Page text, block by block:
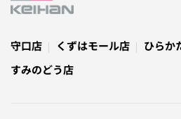
守口店 くずはモール店 ひらか
すみのどう店